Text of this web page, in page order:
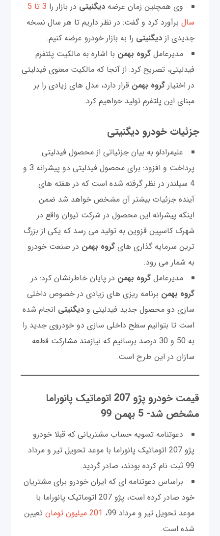
وی همچنین زمان عرضه دیگنیتی در بازار را
3 تا 5
سال برآورد کرد و گفت: در نظر داریم تا هر سال نسخه
جدیدی از دیگنیتی را به بازار خودرو عرضه کنیم.
مدیرعامل گروه بهمن با اشاره به مالکیت پلتفرم
فیدلیتی، تصریح کرد: از آنجا که مالکیت معنوی فیدلیتی
در اختیارگروه بهمن قرار دارد، مدل های زیادی را بر
مبنای این پلتفرم تولید خواهیم کرد.
جزئیات خودرو دیگنیتی
علیمرادلو به بیان جزئیاتی از محصول فیدلیتی
پرداخت و افزود: برای محصول فیدلیتی دو پیشرانه 3 و
4 سیلندر در نظر گرفته شده است که در هفته های
آینده جزئیات بیشتر آن مشخص خواهد شد ضمن
اینکه پیشرانه این محصول در شرکت تیوان واقع در
شهرک کاسپین قزوین به تولید می رسد که یکی از بزرگ
ترین سرمایه گذاری های گروه بهمن در صنعت خودرو
به شمار می رود.
مدیرعامل گروه بهمن در پایان خاطرنشان کرد: در
گروه بهمن برنامه ریزی های زیادی در خصوص داخلی
سازی دو محصول جدید فیدلیتی ودیگنیتی انجام شده
است تا بتوانیم سطح داخلی سازی دو خودروی جدید را
به 50 و 30 درصد برسانیم که نیازمند مشارکت قطعه
سازان در این طرح است.
قیمت خودرو پژو 207 اتوماتیک پانوراما
مشخص شد- 5 بهمن 99
دعوتنامه تسویه حساب مشتریانی که قبلا خودرو
پژو 207 اتوماتیک پانوراما با موعد تحویل تیر و مرداد
99 ثبت نام کرده بودند، صادر گردید.
براساس دعوتنامه ای که ایران خودرو برای مشتریان
خود صادر کرده است، پژو 207 اتوماتیک پانوراما با
موعد تحویل تیر و مرداد 99،
201 میلیون تومان
تعیین
شده است.